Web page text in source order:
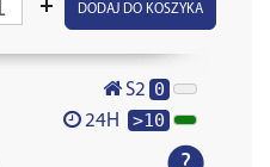
DODAJ DO KOSZYKA
S2 0
24H >10